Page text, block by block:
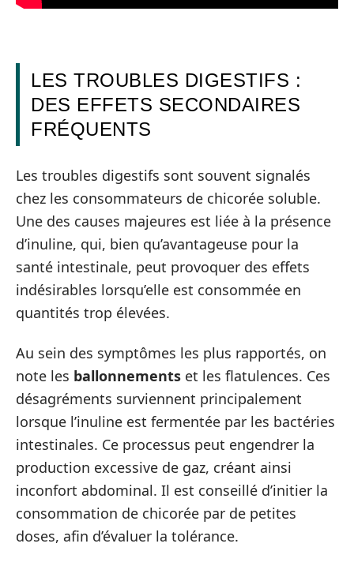
LES TROUBLES DIGESTIFS :
DES EFFETS SECONDAIRES
FRÉQUENTS
Les troubles digestifs sont souvent signalés
chez les consommateurs de chicorée soluble.
Une des causes majeures est liée à la présence
d’inuline, qui, bien qu’avantageuse pour la
santé intestinale, peut provoquer des effets
indésirables lorsqu’elle est consommée en
quantités trop élevées.
Au sein des symptômes les plus rapportés, on
note les ballonnements et les flatulences. Ces
désagréments surviennent principalement
lorsque l’inuline est fermentée par les bactéries
intestinales. Ce processus peut engendrer la
production excessive de gaz, créant ainsi
inconfort abdominal. Il est conseillé d’initier la
consommation de chicorée par de petites
doses, afin d’évaluer la tolérance.